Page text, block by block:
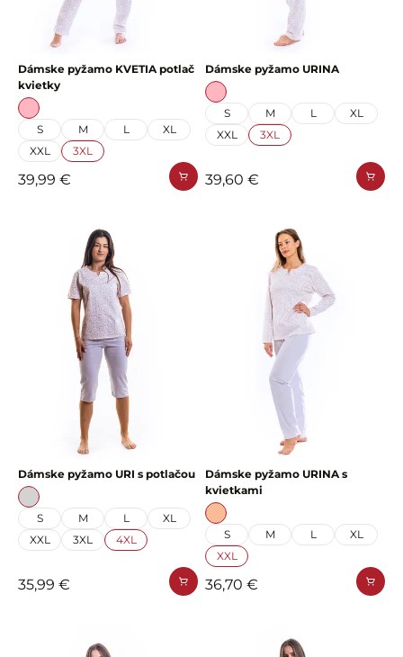
Dámske pyžamo KVETIA potlač
kvietky
S M L
XL
XXL
3XL
39,99 €
Dámske pyžamo URINA
S M L
XL
XXL
3XL
39,60 €
Dámske pyžamo URI s potlačou
S M L
XL
XXL
3XL 4XL
35,99 €
Dámske pyžamo URINA s
kvietkami
S M L
XL
XXL
36,70 €